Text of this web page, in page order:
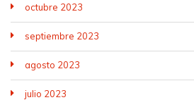
octubre 2023
septiembre 2023
agosto 2023
julio 2023